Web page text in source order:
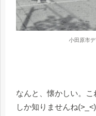
小田原市
なんと、懐かしい。
しか知りませんね(>_<)